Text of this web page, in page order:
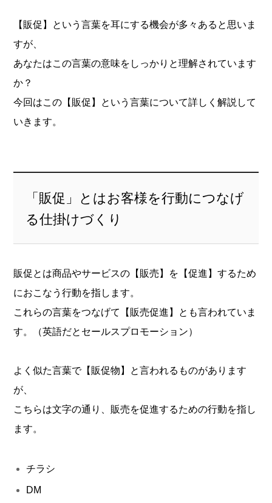
【販促】という言葉を耳にする機会が多々あると思いま
すが、
あなたはこの言葉の意味をしっかりと理解されています
か？
今回はこの【販促】という言葉について詳しく解説して
いきます。
「販促」とはお客様を行動につなげ
る仕掛けづくり
販促とは商品やサービスの【販売】を【促進】するため
におこなう行動を指します。
これらの言葉をつなげて【販売促進】とも言われていま
す。（英語だとセールスプロモーション）
よく似た言葉で【販促物】と言われるものがあります
が、
こちらは文字の通り、販売を促進するための行動を指し
ます。
チラシ
DM